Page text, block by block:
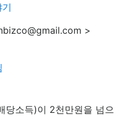
>
당소득)이 2천만원을 넘으